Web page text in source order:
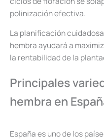
polinización efectiva.
La planificación
hembra ayudará a
la rentabilidad de la
Principales
hembra en
España es uno de los